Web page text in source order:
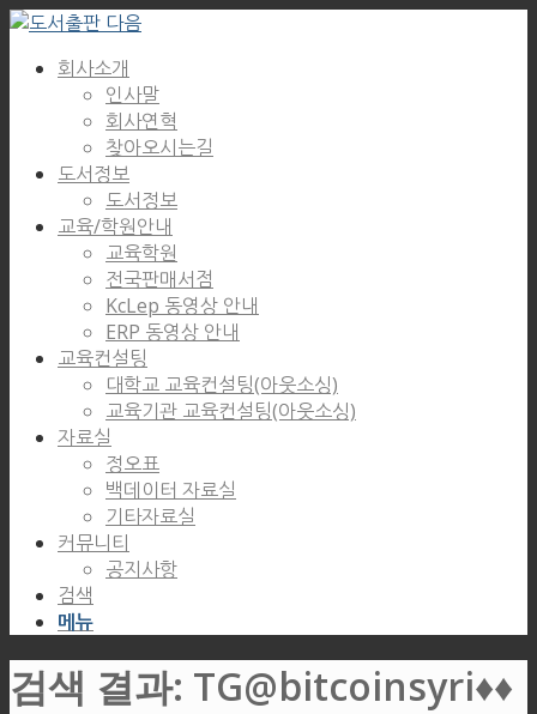
회사소개
인사말
회사연혁
찾아오시는길
도서정보
도서정보
교육/학원안내
교육학원
전국판매서점
KcLep 동영상 안내
ERP 동영상 안내
교육컨설팅
대학교 교육컨설팅(아웃소싱)
교육기관 교육컨설팅(아웃소싱)
자료실
정오표
백데이터 자료실
기타자료실
커뮤니티
공지사항
검색
메뉴
검색 결과: TG@bitcoinsyri♦♦